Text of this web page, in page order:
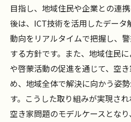
目指し、地域住民や企業との連
後は、ICT技術を活用したデータ
動向をリアルタイムで把握し、
する方針です。また、地域住民
や啓蒙活動の促進を通じて、空
め、地域全体で解決に向かう姿
す。こうした取り組みが実現さ
空き家問題のモデルケースとな